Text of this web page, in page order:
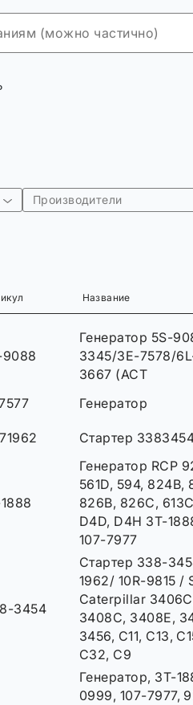
Производители
Название
9088
Генератор 5S-
3345/3E-7578/
3667 (ACT
Генератор
Стартер
Генератор RCP
561D, 594, 824B,
826B, 826C,
D4D, D4H 3T-
107-7977
3454
Стартер 338-
1962/ 10R-9815 /
Caterpillar
3408C, 3408E,
3456, C11, C13,
C32, C9
Генератор, 3T-
0999, 107-7977,